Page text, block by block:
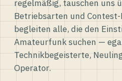
regelmäßig, tauschen uns
Betriebsarten und
begleiten alle, die den
Amateurfunk suchen —
Technikbegeisterte,
Operator.